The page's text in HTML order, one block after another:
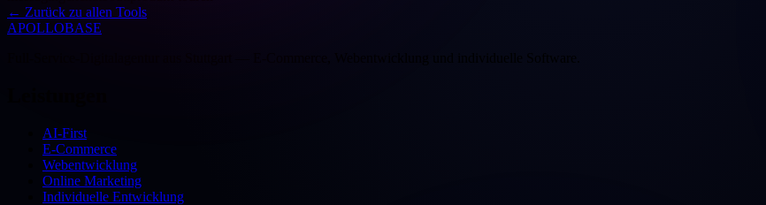
← Zurück zu allen Tools
APOLLOBASE
AI-First
E-Commerce
Webentwicklung
Online Marketing
Individuelle Entwicklung